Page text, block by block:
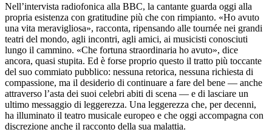
Nell’intervista radiofonica alla BBC, la cantante guarda oggi alla
propria esistenza con gratitudine più che con rimpianto. «Ho avuto
una vita meravigliosa», racconta, ripensando alle tournée nei grandi
teatri del mondo, agli incontri, agli amici, ai musicisti conosciuti
lungo il cammino. «Che fortuna straordinaria ho avuto», dice
ancora, quasi stupita. Ed è forse proprio questo il tratto più toccante
del suo commiato pubblico: nessuna retorica, nessuna richiesta di
compassione, ma il desiderio di continuare a fare del bene — anche
attraverso l’asta dei suoi celebri abiti di scena — e di lasciare un
ultimo messaggio di leggerezza. Una leggerezza che, per decenni,
ha illuminato il teatro musicale europeo e che oggi accompagna con
discrezione anche il racconto della sua malattia.